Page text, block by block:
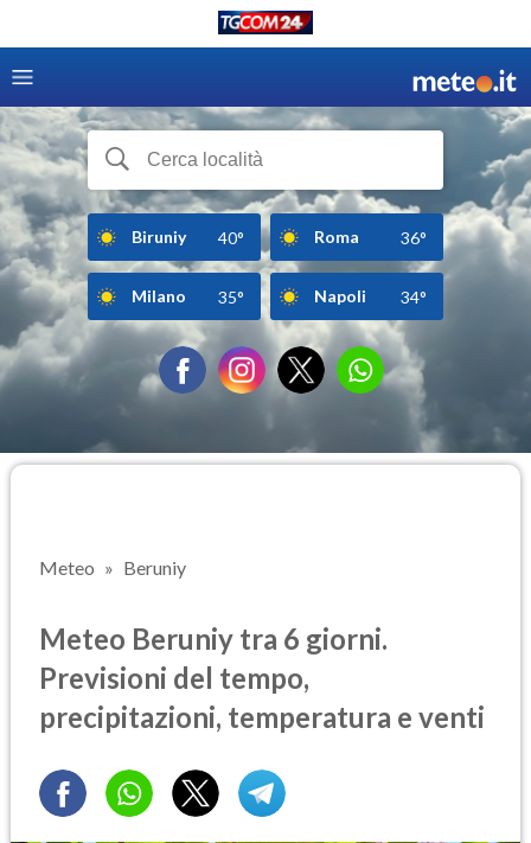
Biruniy 40° Roma 36°
Milano 35° Napoli 34°
Meteo Beruniy
Meteo Beruniy tra 6 giorni.
Previsioni del tempo,
precipitazioni, temperatura e venti